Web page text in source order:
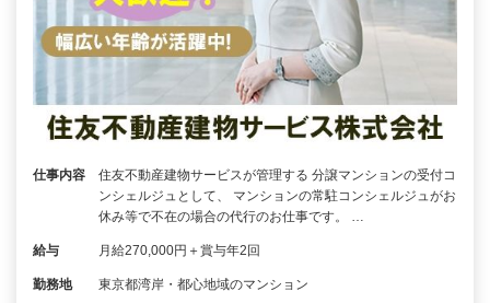
仕事内容
住友不動産建物サービスが管理する 分譲マンションの受付コ
ンシェルジュとして、 マンションの常駐コンシェルジュがお
休み等で不在の場合の代行のお仕事です。 …
給与 月給270,000円＋賞与年2回
勤務地 東京都湾岸・都心地域のマンション